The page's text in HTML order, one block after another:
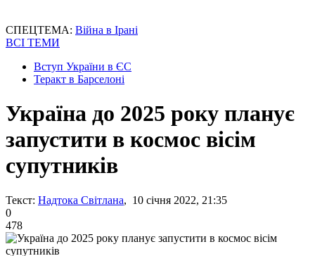
СПЕЦТЕМА: Війна в Ірані
ВСІ ТЕМИ
Вступ України в ЄС
Теракт в Барселоні
Україна до 2025 року планує
запустити в космос вісім
супутників
Текст: Надтока Світлана, 10 січня 2022, 21:35
0
478